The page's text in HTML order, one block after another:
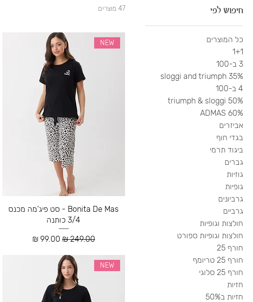
חיפוש לפי
כל המוצרים
1+1
3 ב-100
35% sloggi and triumph
4 ב-100
50% triumph & sloggi
60% ADMAS
אביזרים
בגדי חוף
ביגוד תרמי
גברים
גוזיות
גופיות
גרביונים
גרביים
חולצות וגופיות
חולצות וגופיות ספורט
חורף 25
חורף 25 טריומף
חורף 25 סלוגי
חזיות
חזיות ב50%
47 מוצרים
NEW
Bonita De Mas - סט פיג'מה מכנס
3/4 כותנה
מחיר רגיל‏249.00 ‏₪ מחיר מבצע
NEW